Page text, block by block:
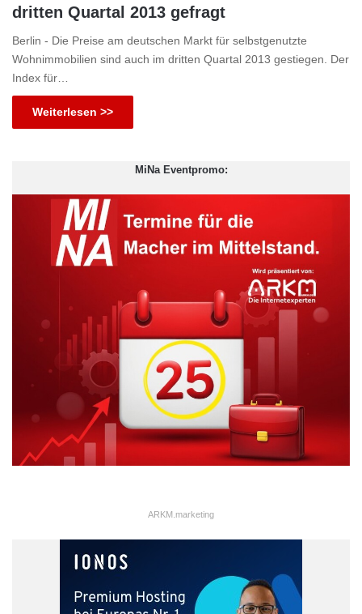
dritten Quartal 2013 gefragt
Berlin - Die Preise am deutschen Markt für selbstgenutzte
Wohnimmobilien sind auch im dritten Quartal 2013 gestiegen. Der
Index für…
Weiterlesen >>
MiNa Eventpromo:
ARKM.marketing